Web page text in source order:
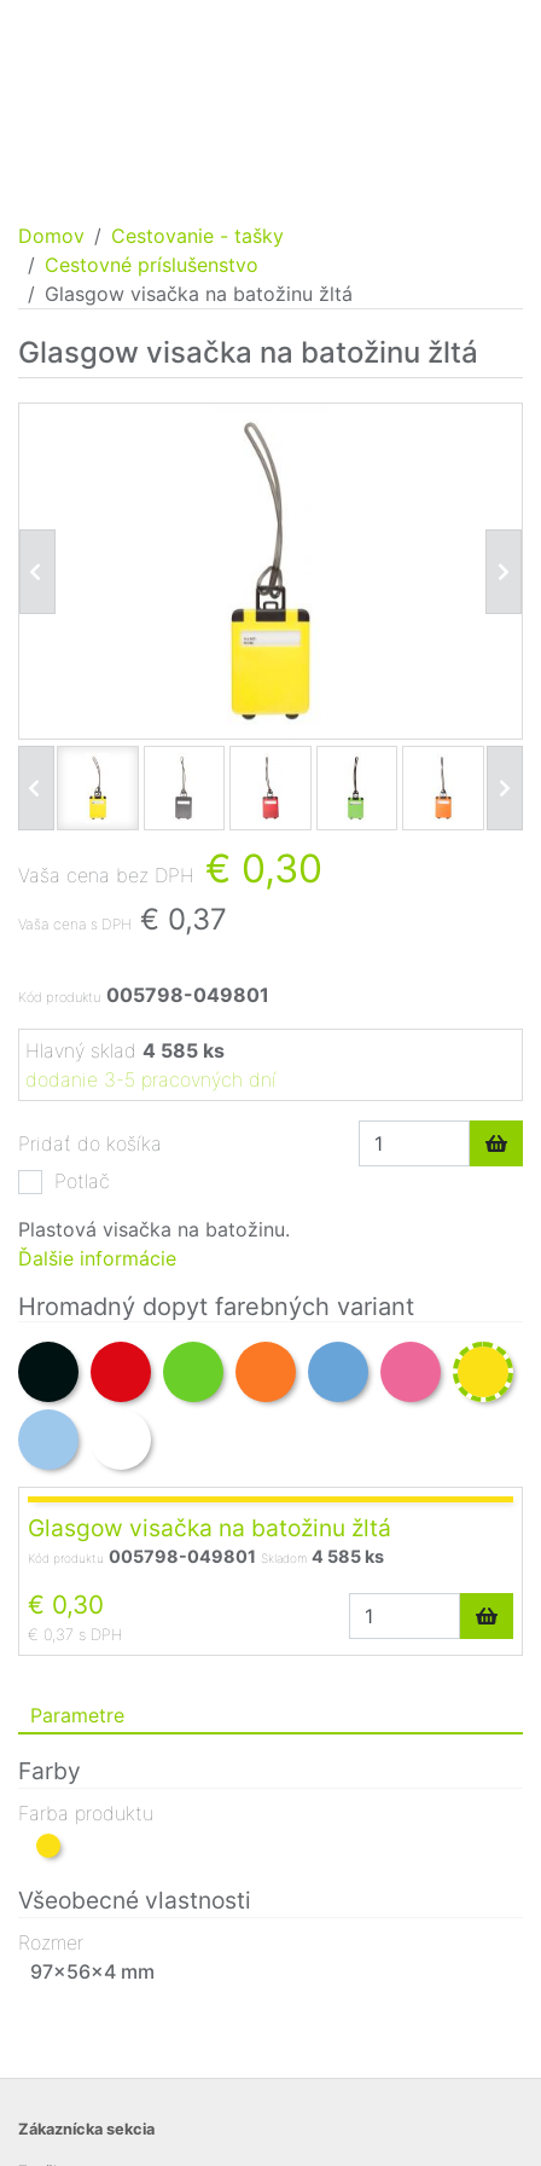
Domov
Cestovanie - tašky
Cestovné príslušenstvo
Glasgow visačka na batožinu žltá
Glasgow visačka na batožinu žltá
Vaša cena bez DPH € 0,30
Vaša cena s DPH € 0,37
Kód produktu 005798-049801
Hlavný sklad 4 585 ks
dodanie 3-5 pracovných dní
Pridať do košíka
Potlač
Plastová visačka na batožinu.
Ďalšie informácie
Hromadný dopyt farebných variant
Glasgow visačka na batožinu žltá
Kód produktu 005798-049801 Skladom 4 585 ks
€ 0,30
€ 0,37 s DPH
Parametre
Farby
Farba produktu
Všeobecné vlastnosti
Rozmer
97×56×4 mm
Zákaznícka sekcia